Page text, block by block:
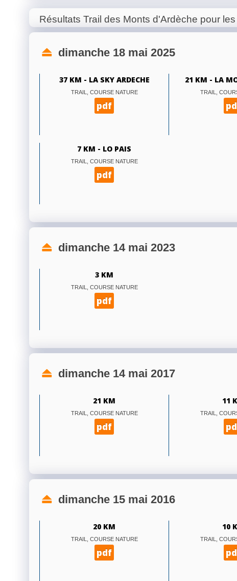
Résultats Trail des Monts d'Ardèche pour
dimanche 18 mai 2025
37 KM - LA SKY ARDECHE
TRAIL, COURSE NATURE
pdf
21 KM - LA
TRAIL,
7 KM - LO PAIS
TRAIL, COURSE NATURE
pdf
dimanche 14 mai 2023
3 KM
TRAIL, COURSE NATURE
pdf
dimanche 14 mai 2017
21 KM
TRAIL, COURSE NATURE
pdf
11
TRAIL,
dimanche 15 mai 2016
20 KM
TRAIL, COURSE NATURE
pdf
10
TRAIL,